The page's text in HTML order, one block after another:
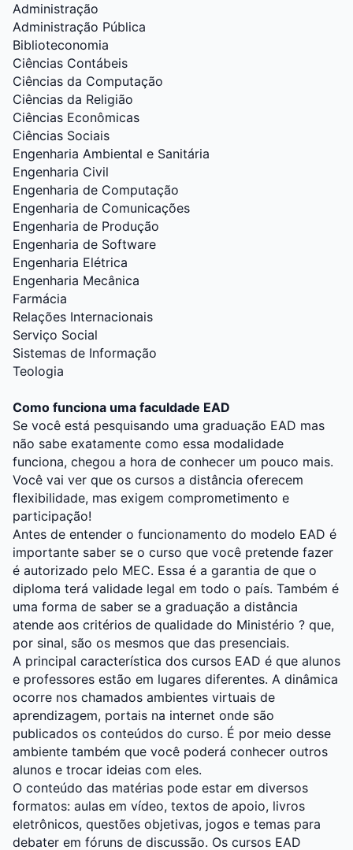
Administração
Administração Pública
Biblioteconomia
Ciências Contábeis
Ciências da Computação
Ciências da Religião
Ciências Econômicas
Ciências Sociais
Engenharia Ambiental e Sanitária
Engenharia Civil
Engenharia de Computação
Engenharia de Comunicações
Engenharia de Produção
Engenharia de Software
Engenharia Elétrica
Engenharia Mecânica
Farmácia
Relações Internacionais
Serviço Social
Sistemas de Informação
Teologia
Como funciona uma faculdade EAD
Se você está pesquisando uma graduação EAD mas
não sabe exatamente como essa modalidade
funciona, chegou a hora de conhecer um pouco mais.
Você vai ver que os cursos a distância oferecem
flexibilidade, mas exigem comprometimento e
participação!
Antes de entender o funcionamento do modelo EAD é
importante saber se o curso que você pretende fazer
é autorizado pelo MEC. Essa é a garantia de que o
diploma terá validade legal em todo o país. Também é
uma forma de saber se a graduação a distância
atende aos critérios de qualidade do Ministério ? que,
por sinal, são os mesmos que das presenciais.
A principal característica dos cursos EAD é que alunos
e professores estão em lugares diferentes. A dinâmica
ocorre nos chamados ambientes virtuais de
aprendizagem, portais na internet onde são
publicados os conteúdos do curso. É por meio desse
ambiente também que você poderá conhecer outros
alunos e trocar ideias com eles.
O conteúdo das matérias pode estar em diversos
formatos: aulas em vídeo, textos de apoio, livros
eletrônicos, questões objetivas, jogos e temas para
debater em fóruns de discussão. Os cursos EAD